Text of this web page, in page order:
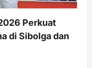
Perkuat
di Sibolga dan